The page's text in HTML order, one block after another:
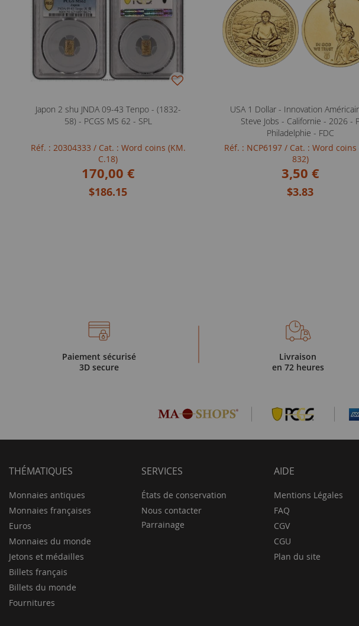
Japon 2 shu JNDA 09-43 Tenpo - (1832-
58) - PCGS MS 62 - SPL
Réf. : 20304333 / Cat. : Word coins (KM.
C.18)
170,00 €
$186.15
USA 1 Dollar - Innovation
Steve Jobs - Californie - 2026 -
Philadelphie - FDC
Réf. : NCP6197 / Cat. : Word coins
832)
3,50 €
$3.83
Paiement sécurisé
3D secure
Livraison
en 72 heures
THÉMATIQUES
Monnaies antiques
Monnaies françaises
Euros
Monnaies du monde
Jetons et médailles
Billets français
Billets du monde
Fournitures
SERVICES
États de conservation
Nous contacter
Parrainage
AIDE
Mentions Légales
FAQ
CGV
CGU
Plan du site